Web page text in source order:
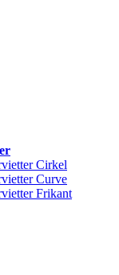
Cirkel
Curve
Frikant